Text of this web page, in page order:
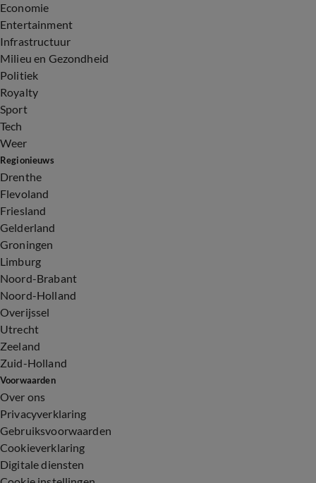
Economie
Entertainment
Infrastructuur
Milieu en Gezondheid
Politiek
Royalty
Sport
Tech
Weer
Regionieuws
Drenthe
Flevoland
Friesland
Gelderland
Groningen
Limburg
Noord-Brabant
Noord-Holland
Overijssel
Utrecht
Zeeland
Zuid-Holland
Voorwaarden
Over ons
Privacyverklaring
Gebruiksvoorwaarden
Cookieverklaring
Digitale diensten